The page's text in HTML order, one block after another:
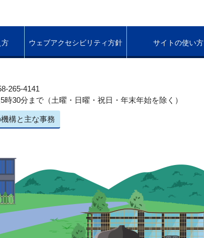
方 ウェブアクセシビリティ方針 サイトの使い方
265-4141
30分まで（土曜・日曜・祝日・年末年始を除く）
構と主な事務